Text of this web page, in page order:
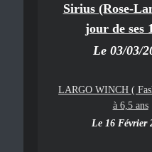
Sirius (Rose-
jour de ses
Le 03/03/
LARGO WINCH (
à 6,5 ans
Le 16 Février